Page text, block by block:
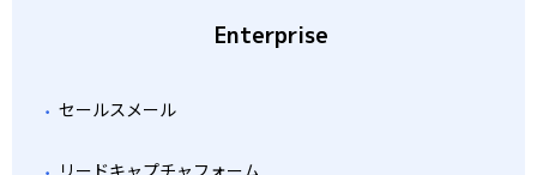
Enterprise
セールスメール